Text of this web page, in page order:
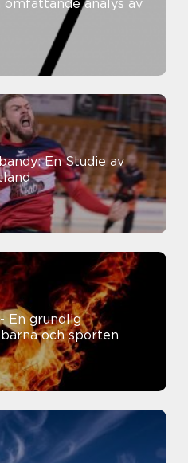
omfattande analys av
En Studie av
En grundlig
och sporten